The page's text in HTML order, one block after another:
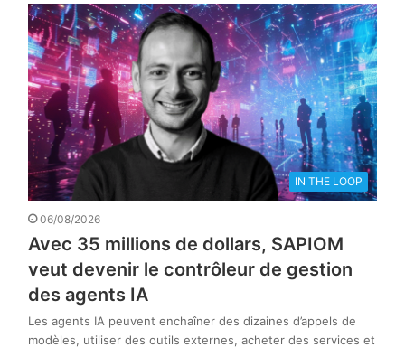
IN THE LOOP
06/08/2026
Avec 35 millions de dollars, SAPIOM
veut devenir le contrôleur de gestion
des agents IA
Les agents IA peuvent enchaîner des dizaines d’appels de
modèles, utiliser des outils externes, acheter des services et